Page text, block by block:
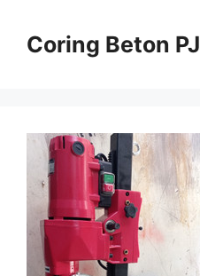
contentCoring Beton PJ